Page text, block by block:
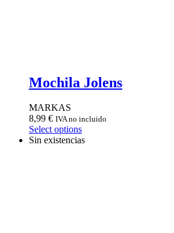
Mochila Jolens
MARKAS
8,99 € IVA no incluido
Select options
Sin existencias